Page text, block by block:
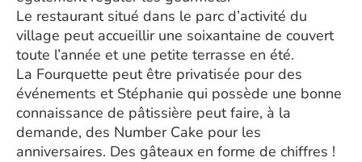
Le restaurant situé dans le parc d’activité du
village peut accueillir une soixantaine de couvert
toute l’année et une petite terrasse en été.
La Fourquette peut être privatisée pour des
événements et Stéphanie qui possède une bonne
connaissance de pâtissière peut faire, à la
demande, des Number Cake pour les
anniversaires. Des gâteaux en forme de chiffres !